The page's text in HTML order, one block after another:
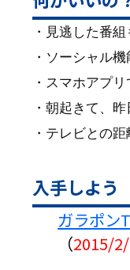
・見逃した番
・ソーシャル
・スマホアプ
・朝起きて、
・テレビとの
入手しよう
ガラポン
（2015/